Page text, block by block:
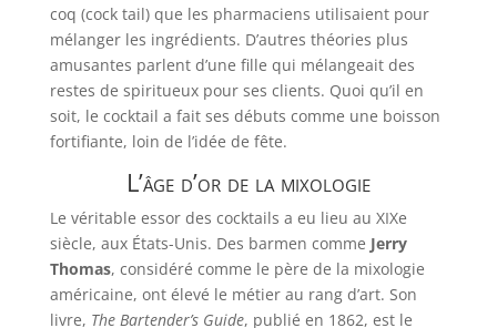
coq (cock tail) que les pharmaciens utilisaient pour
mélanger les ingrédients. D’autres théories plus
amusantes parlent d’une fille qui mélangeait des
restes de spiritueux pour ses clients. Quoi qu’il en
soit, le cocktail a fait ses débuts comme une boisson
fortifiante, loin de l’idée de fête.
L’âge d’or de la mixologie
Le véritable essor des cocktails a eu lieu au XIXe
siècle, aux États-Unis. Des barmen comme Jerry
Thomas, considéré comme le père de la mixologie
américaine, ont élevé le métier au rang d’art. Son
livre, The Bartender’s Guide, publié en 1862, est le